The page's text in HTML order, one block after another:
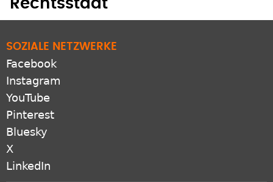
Rechtsstaat
SOZIALE NETZWERKE
Facebook
Instagram
YouTube
Pinterest
Bluesky
X
LinkedIn